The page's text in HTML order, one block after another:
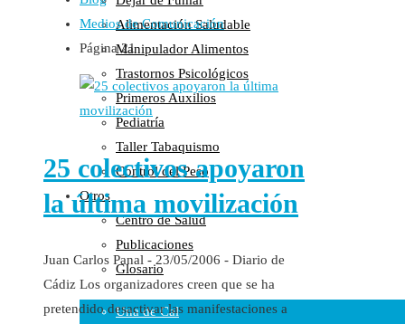
Comunicados
En nuestra Web
Colaboraciones
Cartas al Director
Medios de Comunicación
Otros
Vídeos
Audio
Cara Oscura Sanidad
Humor
Cal y Arena
Una de Cal
Alimentación Saludable
Manipulador Alimentos
Trastornos Psicológicos
Primeros Auxilios
Pediatría
Taller Tabaquismo
Control del Peso
Otros
Centro de Salud
Publicaciones
Glosario
Medios de Comunicación
Página 21
25 colectivos apoyaron
la última movilización
Juan Carlos Panal - 23/05/2006 - Diario de
Cádiz Los organizadores creen que se ha
pretendido desactivar las manifestaciones a